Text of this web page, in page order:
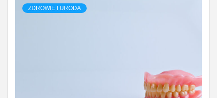
ZDROWIE I URODA